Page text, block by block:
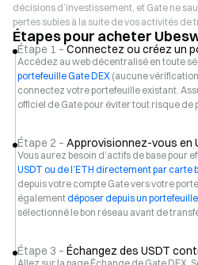
décisions d’investissement, et Gate ne
pertes subies à la suite de vos activités de
Étapes pour acheter
Étape 1 – Connectez ou créez un
Accédez au web décentralisé en toute
portefeuille Gate DEX (aucune
connectez votre portefeuille existant.
officiel de Gate pour éviter tout risque de
Étape 2 – Approvisionnez-vous en
Vous aurez besoin d’actifs de base pour
USDT ou de l’ETH directement par carte
depuis votre compte Gate vers votre
également déposer depuis un
sélectionné le bon réseau avant de
Étape 3 – Échangez des USDT